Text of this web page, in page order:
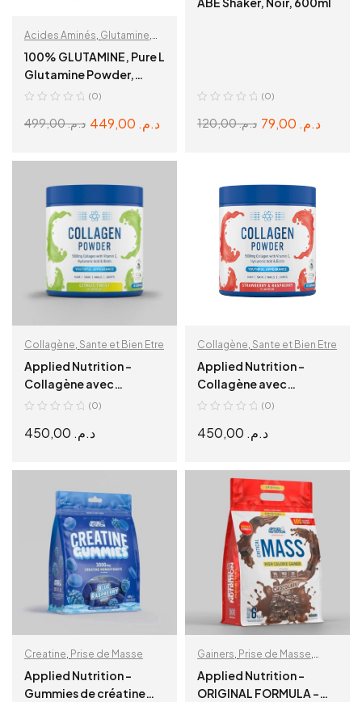
Acides Aminés Glutamine
Récupération & Hydratation
100% GLUTAMINE, Pure L
Glutamine Powder,
500G, 100 Servings
(0)
د.م.499,00 د.م.
(0)
د.م.120,00 د.م.
Collagène Sante et Bien Etre
Applied Nutrition –
Collagène avec
Vitamine C, Acide
– Citrus Twist
(0)
د.م.
Collagène Sante et Bien Etre
Applied Nutrition –
Collagène avec
Vitamine C, Acide
– Fraise & Framboise
(0)
د.م.
ADD TO CART
Creatine, Prise de Masse
Applied Nutrition –
Gummies de créatine
Gainers, Prise de Masse,
Protéine
Applied Nutrition –
ORIGINAL FORMULA –